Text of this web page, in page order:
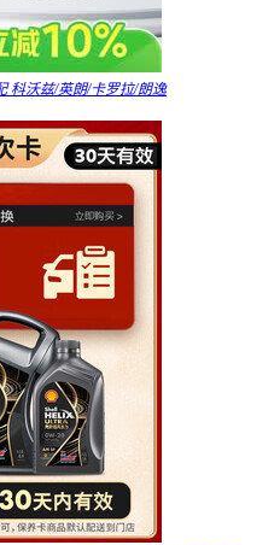
科沃兹/英朗/卡罗拉/朗逸